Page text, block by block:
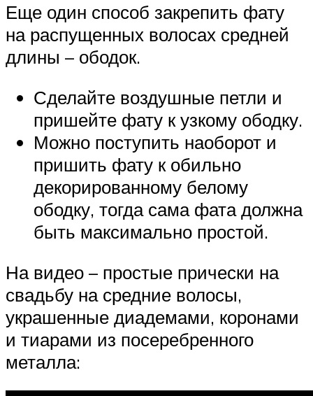
Еще один способ закрепить фату
на распущенных волосах средней
длины – ободок.
Сделайте воздушные петли и
пришейте фату к узкому ободку.
Можно поступить наоборот и
пришить фату к обильно
декорированному белому
ободку, тогда сама фата должна
быть максимально простой.
На видео – простые прически на
свадьбу на средние волосы,
украшенные диадемами, коронами
и тиарами из посеребренного
металла: